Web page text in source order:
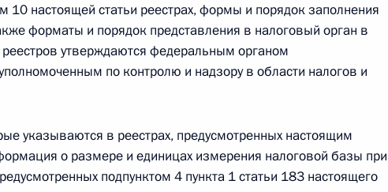
26.07.2026 г. № 244-ФЗ
между Правительством Российской Федерации и Кабинетом
о правовом статусе представительств компетентных органов
10 настоящей статьи реестрах, формы и порядок заполнения
форматы и порядок представления в налоговый орган в
утверждаются федеральным органом
по контролю и надзору в области налогов и
указываются в реестрах, предусмотренных настоящим
о размере и единицах измерения налоговой базы при
подпунктом 4 пункта 1 статьи 183 настоящего